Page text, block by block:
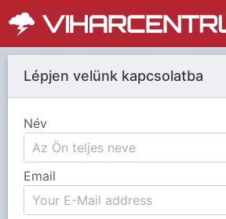
Lépjen velünk kapcsolatba
Név
Email